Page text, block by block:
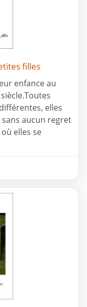
filles
enfance au
elles
aucun regret
elles se